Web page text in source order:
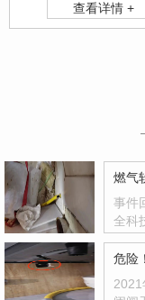
查看详情 +
燃气
事件
全科
2021